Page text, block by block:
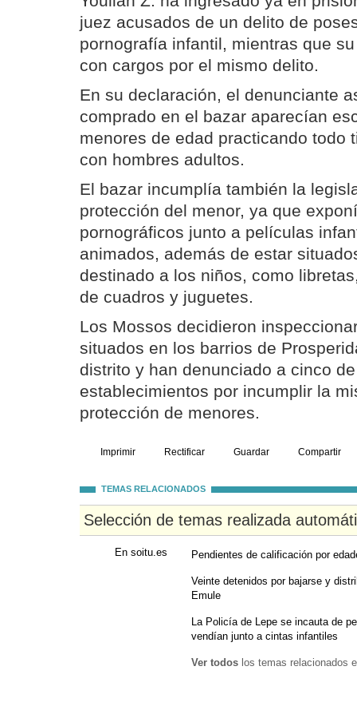
juez acusados de un delito de
pornografía infantil, mientras que
con cargos por el mismo delito.
En su declaración, el denunciante
comprado en el bazar aparecían
menores de edad practicando todo
con hombres adultos.
El bazar incumplía también la
protección del menor, ya que
pornográficos junto a películas
animados, además de estar
destinado a los niños, como
de cuadros y juguetes.
Los Mossos decidieron
situados en los barrios de
distrito y han denunciado a cinco
establecimientos por incumplir la
protección de menores.
Imprimir Rectificar Guardar Compartir
TEMAS RELACIONADOS
Selección de temas realizada
En soitu.es Pendientes de calificación por
Veinte detenidos por bajarse y
Emule
La Policía de Lepe se incauta de
vendían junto a cintas infantiles
Ver todos los temas relacionados